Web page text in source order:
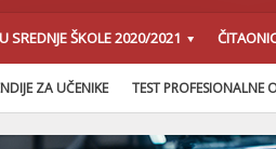
SREDNJE ŠKOLE 2020/2021
ZA UČENIKE TEST PROFESIONALNE